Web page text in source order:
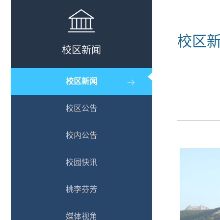
校区新闻
校区新闻
校区公告
校内公告
校园快讯
桃李芬芳
媒体视角
校区